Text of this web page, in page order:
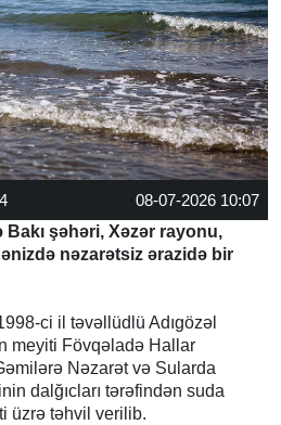
08-07-2026 10:07
Bakı şəhəri, Xəzər rayonu,
nəzarətsiz ərazidə bir
ci il təvəllüdlü Adıgözəl
meyiti Fövqəladə Hallar
Nəzarət və Sularda
dalğıcları tərəfindən suda
üzrə təhvil verilib.